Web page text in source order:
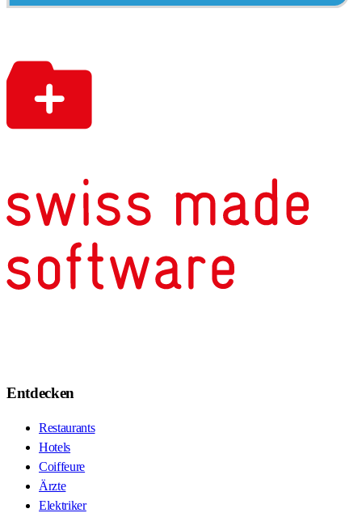
Entdecken
Restaurants
Hotels
Coiffeure
Ärzte
Elektriker